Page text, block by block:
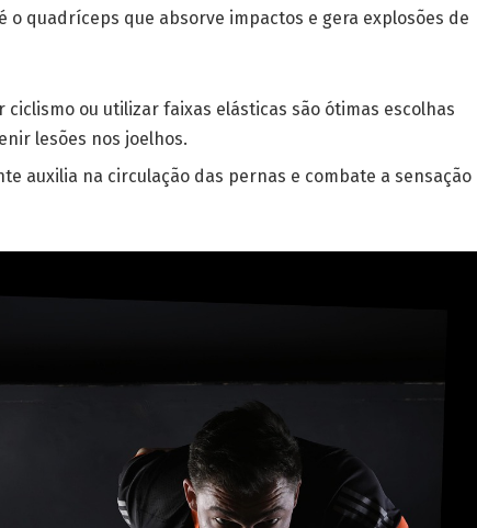
o quadríceps que absorve impactos e gera explosões de
ou utilizar faixas elásticas são ótimas escolhas
lesões nos joelhos.
auxilia na circulação das pernas e combate a sensação